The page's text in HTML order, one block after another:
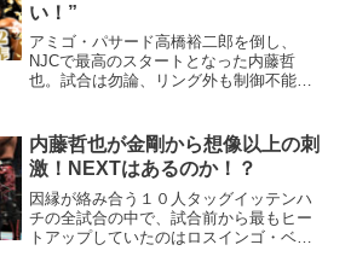
い！”
アミゴ・パサード高橋裕二郎を倒し、
NJCで最高のスタートとなった内藤哲
也。試合は勿論、リング外も制御不能振
内藤哲也が金剛から想像以上の刺
激！NEXTはあるのか！？
因縁が絡み合う１０人タッグイッテンハ
チの全試合の中で、試合前から最もヒー
トアップしていたのはロスインゴ・ベル